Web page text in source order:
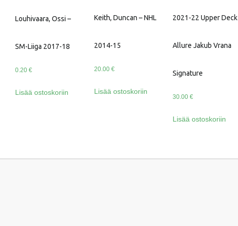
Louhivaara, Ossi –
SM-Liiga 2017-18
0.20€
Lisää ostoskoriin
Keith, Duncan – NHL
2014-15
20.00 €
Lisää ostoskoriin
2021-22 Upper Deck
Allure Jakub Vrana
Signature
30.00€
Lisää ostoskoriin